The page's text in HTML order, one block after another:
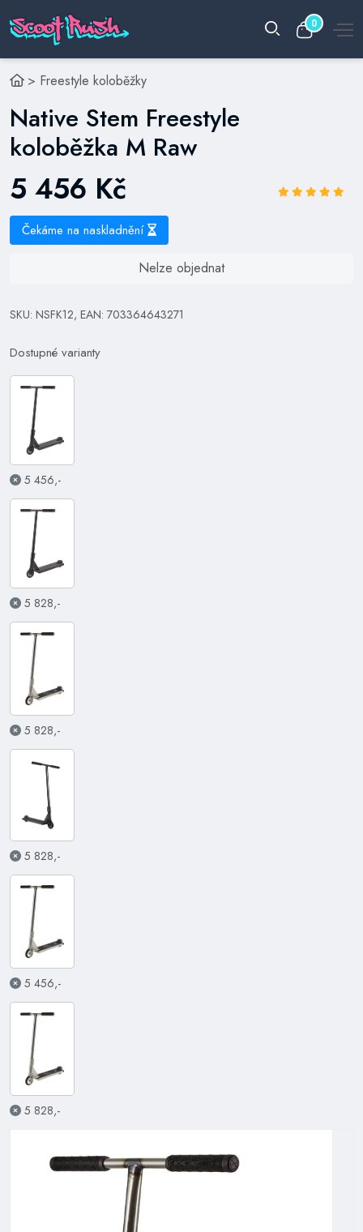
0
> Freestyle koloběžky
Native Stem Freestyle
koloběžka M Raw
5 456 Kč
Čekáme na naskladnění
Nelze objednat
SKU: NSFK12, EAN: 703364643271
Dostupné varianty
5 456,-
5 828,-
5 828,-
5 828,-
5 456,-
5 828,-